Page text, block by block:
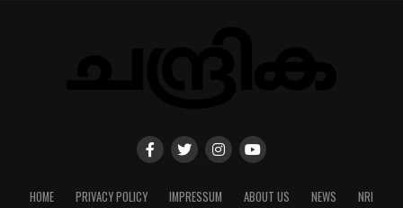
HOME PRIVACY POLICY IMPRESSUM ABOUT US NEWS NRI